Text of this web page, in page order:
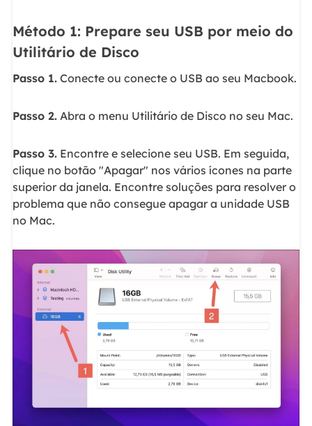
Método 1: Prepare seu USB por meio do
Utilitário de Disco
Passo 1.Conecte ou conecte o USB ao seu Macbook.
Passo 2.Abra o menu Utilitário de Disco no seu Mac.
Passo 3.Encontre e selecione seu USB. Em seguida,
clique no botão "Apagar" nos vários ícones na parte
superior da janela. Encontre soluções para resolver o
problema que não consegue apagar a unidade USB
no Mac.